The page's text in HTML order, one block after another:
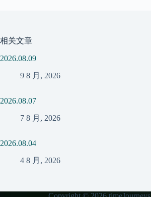
相关文章
2026.08.09
9 8 月, 2026
2026.08.07
7 8 月, 2026
2026.08.04
4 8 月, 2026